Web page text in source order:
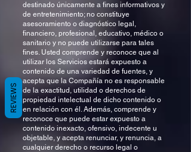
destinado únicamente a fines informativos y
de entretenimiento; no constituye
asesoramiento o diagnóstico legal,
financiero, profesional, educativo, médico o
sanitario y no puede utilizarse para tales
fines. Usted comprende y reconoce que al
utilizar los Servicios estará expuesto a
contenido de una variedad de fuentes, y
acepta que la Compañía no es responsable
de la exactitud, utilidad o derechos de
propiedad intelectual de dicho contenido o
en relación con él. Además, comprende y
reconoce que puede estar expuesto a
contenido inexacto, ofensivo, indecente u
objetable, y acepta renunciar, y renuncia, a
cualquier derecho o recurso legal o
REVIEWS